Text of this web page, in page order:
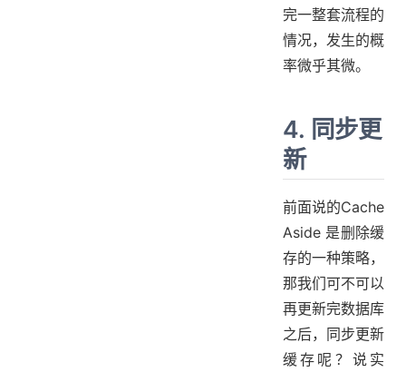
完一整套流程的
情况，发生的概
率微乎其微。
4. 同步更
新
前面说的Cache
Aside 是删除缓
存的一种策略，
那我们可不可以
再更新完数据库
之后，同步更新
缓存呢？说实